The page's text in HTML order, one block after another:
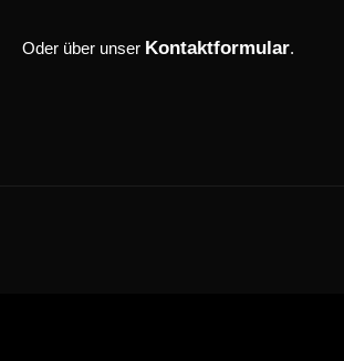
Oder über unser Kontaktformular.